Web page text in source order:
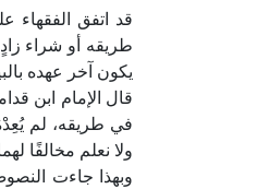
قد اتفق
طريقه أو شراء
يكون آخر عهده
في طريقه، لم
ولا نعلم مخالفًا
وبهذا جاءت